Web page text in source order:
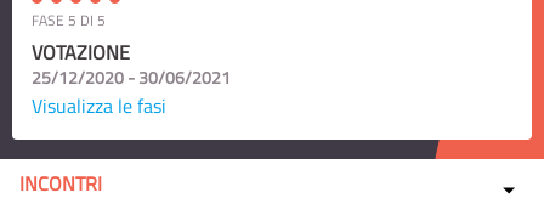
FASE 5 DI 5
VOTAZIONE
25/12/2020 - 30/06/2021
Visualizza le fasi
INCONTRI